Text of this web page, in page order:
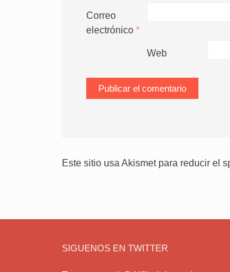
Correo
electrónico *
Web
Este sitio usa Akismet para reducir el
SIGUENOS EN TWITTER